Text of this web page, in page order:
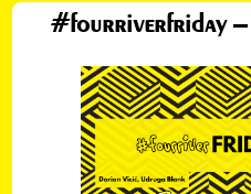
žiri i
nagrade
program
#fourriverfriday –